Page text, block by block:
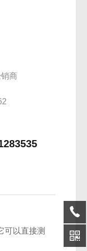
商
可以直接测